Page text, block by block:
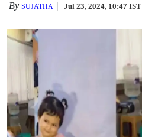
BySUJATHA Jul 23, 2024, 10:47 IST